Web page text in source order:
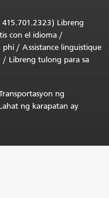
415.701.2323) Libreng
con el idioma /
phí/ Assistance linguistique
/ Libreng tulong para sa
ng
ng karapatan ay